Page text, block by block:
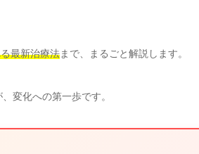
最新治療法まで、まるごと解説します。
変化への第一歩です。